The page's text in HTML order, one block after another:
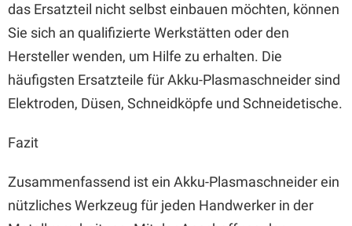
das Ersatzteil nicht selbst einbauen möchten, können
Sie sich an qualifizierte Werkstätten oder den
Hersteller wenden, um Hilfe zu erhalten. Die
häufigsten Ersatzteile für Akku-Plasmaschneider sind
Elektroden, Düsen, Schneidköpfe und Schneidetische.
Fazit
Zusammenfassend ist ein Akku-Plasmaschneider ein
nützliches Werkzeug für jeden Handwerker in der